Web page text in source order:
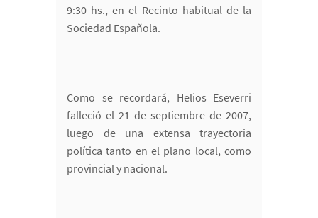
9:30 hs., en el Recinto habitual de la
Sociedad Española.
Como se recordará, Helios Eseverri
falleció el 21 de septiembre de 2007,
luego de una extensa trayectoria
política tanto en el plano local, como
provincial y nacional.